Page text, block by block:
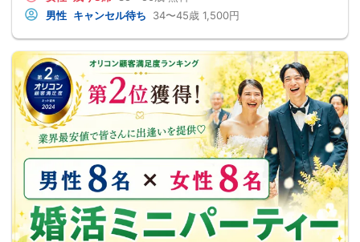
男性 キャンセル待ち 34〜45歳 1,500円